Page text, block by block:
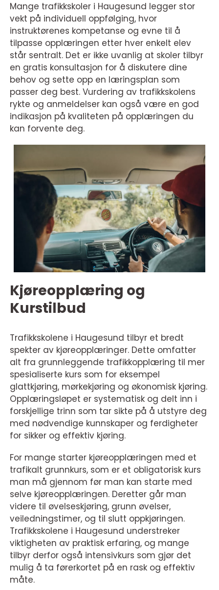
Mange trafikkskoler i Haugesund legger stor
vekt på individuell oppfølging, hvor
instruktørenes kompetanse og evne til å
tilpasse opplæringen etter hver enkelt elev
står sentralt. Det er ikke uvanlig at skoler tilbyr
en gratis konsultasjon for å diskutere dine
behov og sette opp en læringsplan som
passer deg best. Vurdering av trafikkskolens
rykte og anmeldelser kan også være en god
indikasjon på kvaliteten på opplæringen du
kan forvente deg.
Kjøreopplæring og
Kurstilbud
Trafikkskolene i Haugesund tilbyr et bredt
spekter av kjøreopplæringer. Dette omfatter
alt fra grunnleggende trafikkopplæring til mer
spesialiserte kurs som for eksempel
glattkjøring, mørkekjøring og økonomisk kjøring.
Opplæringsløpet er systematisk og delt inn i
forskjellige trinn som tar sikte på å utstyre deg
med nødvendige kunnskaper og ferdigheter
for sikker og effektiv kjøring.
For mange starter kjøreopplæringen med et
trafikalt grunnkurs, som er et obligatorisk kurs
man må gjennom før man kan starte med
selve kjøreopplæringen. Deretter går man
videre til øvelseskjøring, grunn øvelser,
veiledningstimer, og til slutt oppkjøringen.
Trafikkskolene i Haugesund understreker
viktigheten av praktisk erfaring, og mange
tilbyr derfor også intensivkurs som gjør det
mulig å ta førerkortet på en rask og effektiv
måte.